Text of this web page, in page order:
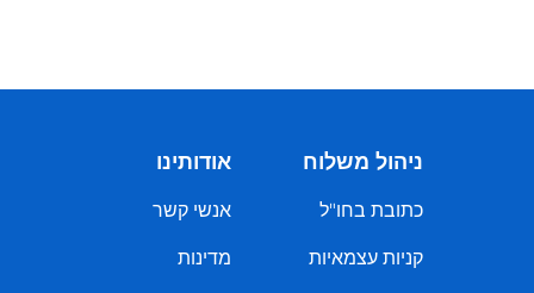
ניהול משלוח
כתובת בחו"ל
קניות עצמאיות
אודותינו
אנשי קשר
מדינות